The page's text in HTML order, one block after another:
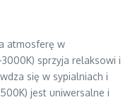
atmosferę w
sprzyja relaksowi i
się w sypialniach i
jest uniwersalne i